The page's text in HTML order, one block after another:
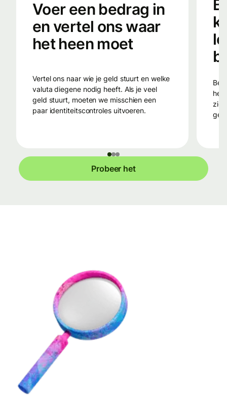
Voer een bedrag in
en vertel ons waar
het heen moet
Vertel ons naar wie je geld stuurt en welke
valuta diegene nodig heeft. Als je veel
geld stuurt, moeten we misschien een
paar identiteitscontroles uitvoeren.
Betaal naar de bankrekening van Wise in
het
ziet
Probeer het